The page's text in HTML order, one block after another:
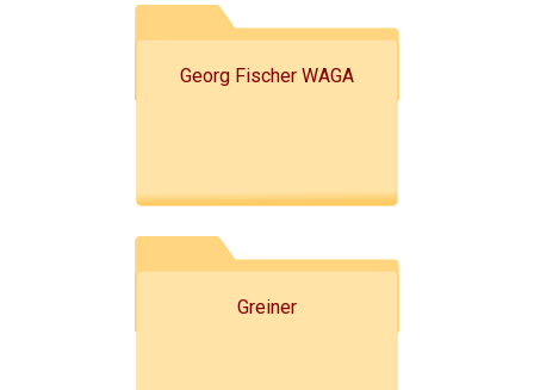
Georg Fischer WAGA
Greiner